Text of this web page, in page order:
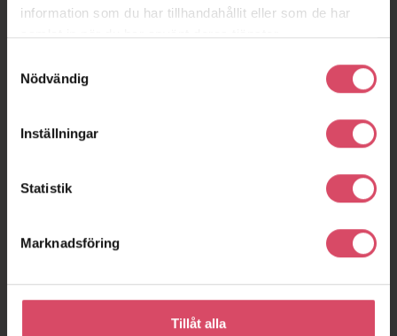
information som du har tillhandahållit eller som de har
samlat in när du har använt deras tjänster.
Nödvändig
Inställningar
Statistik
Marknadsföring
Tillåt alla